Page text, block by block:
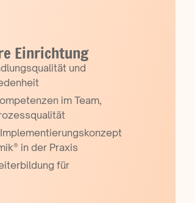
Einrichtung
und
im Team,
in der Praxis
für